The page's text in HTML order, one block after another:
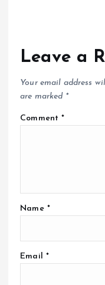
Leave a
Your email address
are marked *
Comment*
Name *
Email *